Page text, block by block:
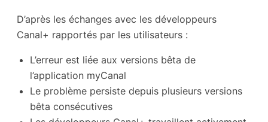
D’après les échanges avec les développeurs
Canal+ rapportés par les utilisateurs :
L’erreur est liée aux versions bêta de
l’application myCanal
Le problème persiste depuis plusieurs versions
bêta consécutives